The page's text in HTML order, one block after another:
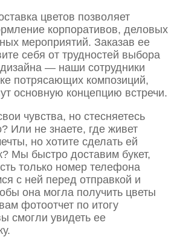
цветов позволяет
корпоративов, деловых
мероприятий. Заказав ее
себя от трудностей выбора
— наши сотрудники
потрясающих композиций,
основную концепцию встречи.
чувства, но стесняетесь
Или не знаете, где живет
но хотите сделать ей
Мы быстро доставим букет,
только номер телефона
с ней перед отправкой и
она могла получить цветы
фотоотчет по итогу
смогли увидеть ее